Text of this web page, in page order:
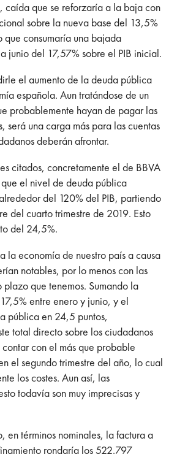
caída que se reforzaría a la baja con
sobre la nueva base del 13,5%
consumaría una bajada
junio del 17,57% sobre el PIB inicial.
el aumento de la deuda pública
española. Aun tratándose de un
probablemente hayan de pagar las
será una carga más para las cuentas
deberán afrontar.
citados, concretamente el de BBVA
que el nivel de deuda pública
del 120% del PIB, partiendo
del cuarto trimestre de 2019. Esto
del 24,5%.
la economía de nuestro país a causa
notables, por lo menos con las
plazo que tenemos. Sumando la
entre enero y junio, y el
pública en 24,5 puntos,
total directo sobre los ciudadanos
con el más que probable
el segundo trimestre del año, lo cual
los costes. Aun así, las
todavía son muy imprecisas y
en términos nominales, la factura a
rondaría los 522.797